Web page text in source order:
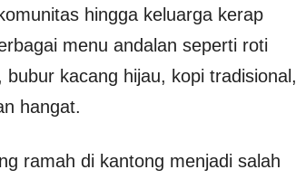
hingga keluarga kerap
menu andalan seperti roti
kacang hijau, kopi tradisional,
hangat.
ramah di kantong menjadi salah